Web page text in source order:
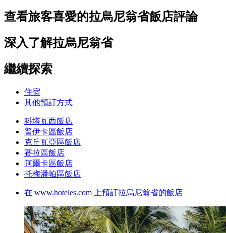
查看旅客喜愛的拉烏尼翁省飯店評論
深入了解拉烏尼翁省
繼續探索
住宿
其他預訂方式
科塔瓦西飯店
普伊卡區飯店
克丘瓦亞區飯店
賽拉區飯店
阿爾卡區飯店
托梅潘帕區飯店
在 www.hoteles.com 上預訂拉烏尼翁省的飯店